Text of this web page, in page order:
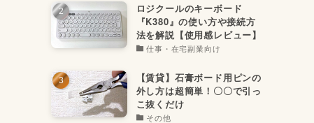
ロジクールのキーボード
『K380』の使い方や接続方
法を解説【使用感レビュー】
仕事・在宅副業向け
【賃貸】石膏ボード用ピンの
外し方は超簡単！〇〇で引っ
こ抜くだけ
その他